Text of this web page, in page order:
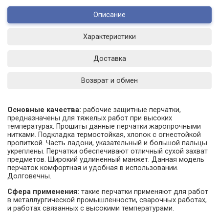
Описание
Характеристики
Доставка
Возврат и обмен
Основные качества: рабочие защитные перчатки,
предназначены для тяжелых работ при высоких
температурах. Прошиты данные перчатки жаропрочными
нитками. Подкладка термостойкая, хлопок с огнестойкой
пропиткой. Часть ладони, указательный и большой пальцы
укреплены. Перчатки обеспечивают отличный сухой захват
предметов. Широкий удлиненный манжет. Данная модель
перчаток комфортная и удобная в использовании.
Долговечны.
Сфера применения: такие перчатки применяют для работ
в металлургической промышленности, сварочных работах,
и работах связанных с высокими температурами.